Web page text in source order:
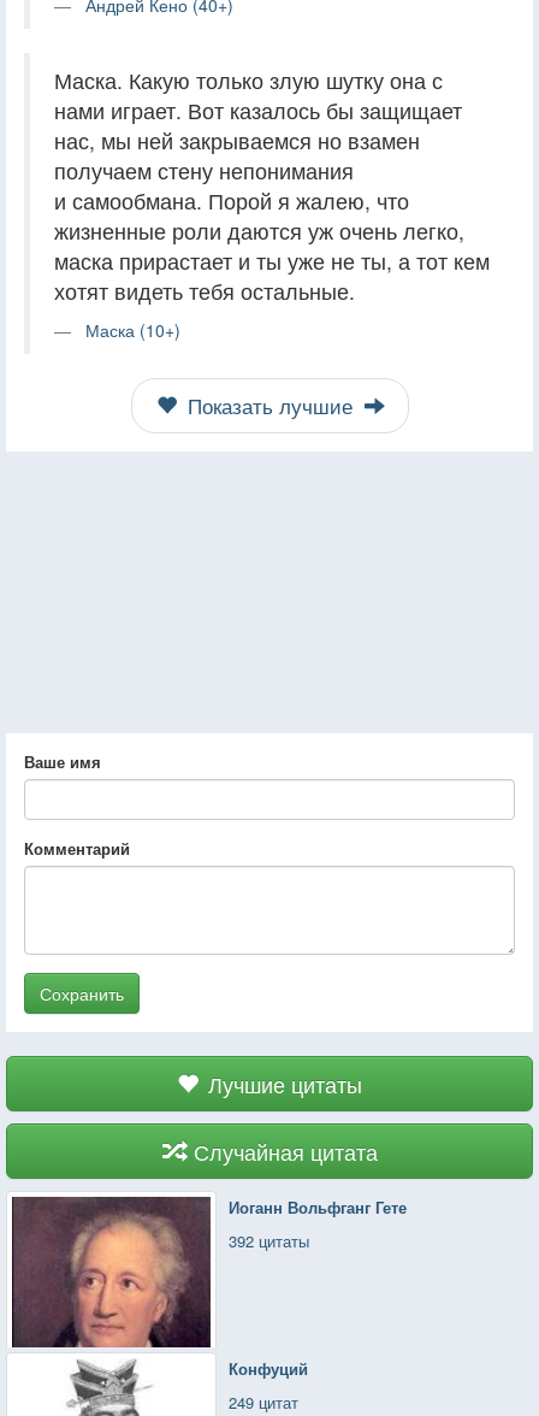
Андрей Кено (40+)
Маска. Какую только злую шутку она с
нами играет. Вот казалось бы защищает
нас, мы ней закрываемся но взамен
получаем стену непонимания
и самообмана. Порой я жалею, что
жизненные роли даются уж очень легко,
маска прирастает и ты уже не ты, а тот кем
хотят видеть тебя остальные.
Маска (10+)
Показать лучшие
Ваше имя
Комментарий
Сохранить
Лучшие цитаты
Случайная цитата
Иоганн Вольфганг Гете
392 цитаты
Конфуций
249 цитат